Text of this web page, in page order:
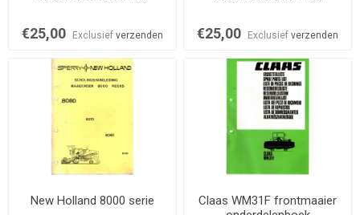
€25,00 Exclusief verzenden €25,00 Exclusiefverzenden
New Holland 8000 serie
Claas WM31F frontmaaier